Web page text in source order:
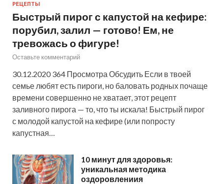
РЕЦЕПТЫ
Быстрый пирог с капустой на кефире:
порубил, залил — готово! Ем, не
тревожась о фигуре!
Оставьте комментарий
30.12.2020 364 Просмотра Обсудить Если в твоей
семье любят есть пироги, но баловать родных почаще
времени совершенно не хватает, этот рецепт
заливного пирога — то, что ты искала! Быстрый пирог
с молодой капустой на кефире (или попросту
капустная…
10 минут для здоровья:
уникальная методика
оздоровлениия